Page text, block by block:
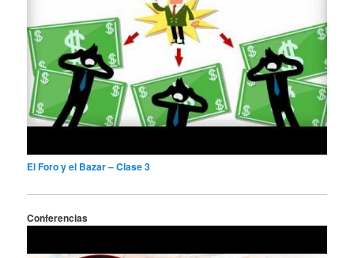
El Foro y el Bazar – Clase 3
Conferencias